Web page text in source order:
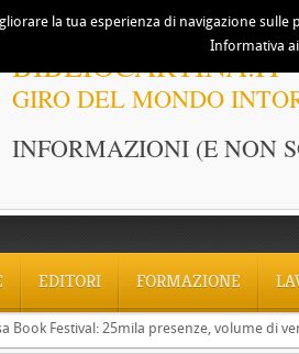
BIBLIOCARTINA.IT
GIRO DEL MONDO
INFORMAZIONI (E NON
EDITORI FORMAZIONE
Book Festival: 25mila presenze, volume di
la tua esperienza di navigazione
Informativa ai